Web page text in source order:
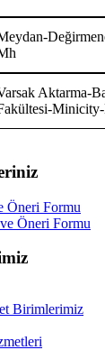
Aktarma-
Minicity-
Öneri Formu
Öneri Formu
Birimlerimiz